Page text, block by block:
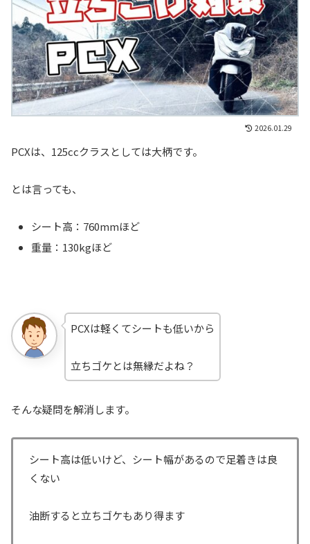
2026.01.29
PCXは、125ccクラスとしては大柄です。
とは言っても、
シート高：760mmほど
重量：130kgほど
PCXは軽くてシートも低いから
立ちゴケとは無縁だよね？
そんな疑問を解消します。
シート高は低いけど、シート幅があるので足着きは良
くない
油断すると立ちゴケもあり得ます